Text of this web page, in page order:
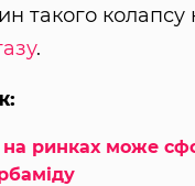
такого колапсу
.
на ринках може